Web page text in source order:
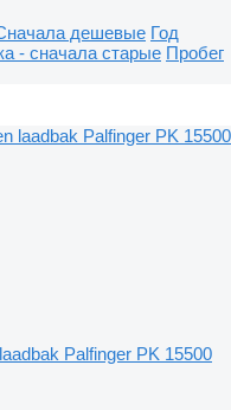
дешевые Год
- сначала старые Пробег
Palfinger PK 15500